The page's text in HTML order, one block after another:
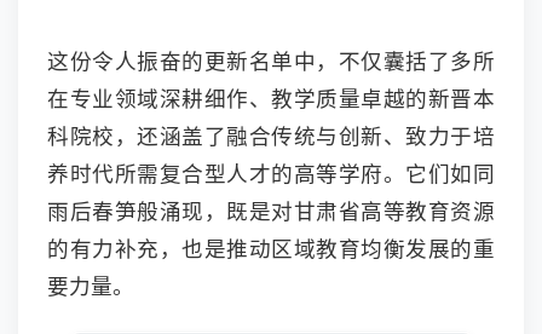
这份令人振奋的更新名单中，不仅囊括了多所
在专业领域深耕细作、教学质量卓越的新晋本
科院校，还涵盖了融合传统与创新、致力于培
养时代所需复合型人才的高等学府。它们如同
雨后春笋般涌现，既是对甘肃省高等教育资源
的有力补充，也是推动区域教育均衡发展的重
要力量。